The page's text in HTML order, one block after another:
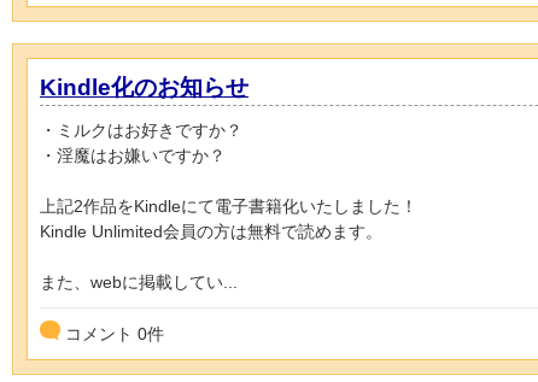
Kindle化のお知らせ
・ミルクはお好きですか？
・淫魔はお嫌いですか？
上記2作品をKindleにて電子書籍化いたしました！
Kindle Unlimited会員の方は無料で読めます。
また、webに掲載してい...
コメント 0件